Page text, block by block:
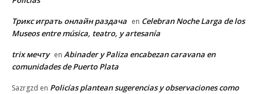
Трикс играть онлайн раздача en Celebran Noche Larga de los
Museos entre música, teatro, y artesanía
trix мечту en Abinader y Paliza encabezan caravana en
comunidades de Puerto Plata
Sazrgzd en Policías plantean sugerencias y observaciones como